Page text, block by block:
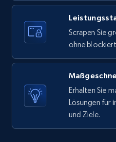
10.4K+ 1.2K+
Twitter posts URLs
ID, User posted, Name,
posted, Photos, URL,
1.2K+
Scrapen Sie
ohne
Erhalten Sie
Lösungen für
und Ziele.